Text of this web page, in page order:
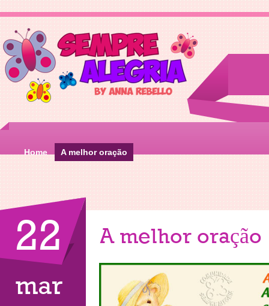
Home A melhor oração
22
mar
A melhor oração